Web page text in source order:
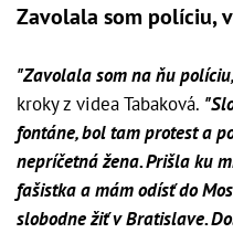
Zavolala som políciu,
"Zavolala som na ňu
kroky z videa Tabaková.
fontáne, bol tam protest a
nepríčetná žena. Prišla ku
fašistka a mám odísť do
slobodne žiť v Bratislave.